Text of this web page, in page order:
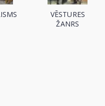
VĒSTURES
ŽANRS